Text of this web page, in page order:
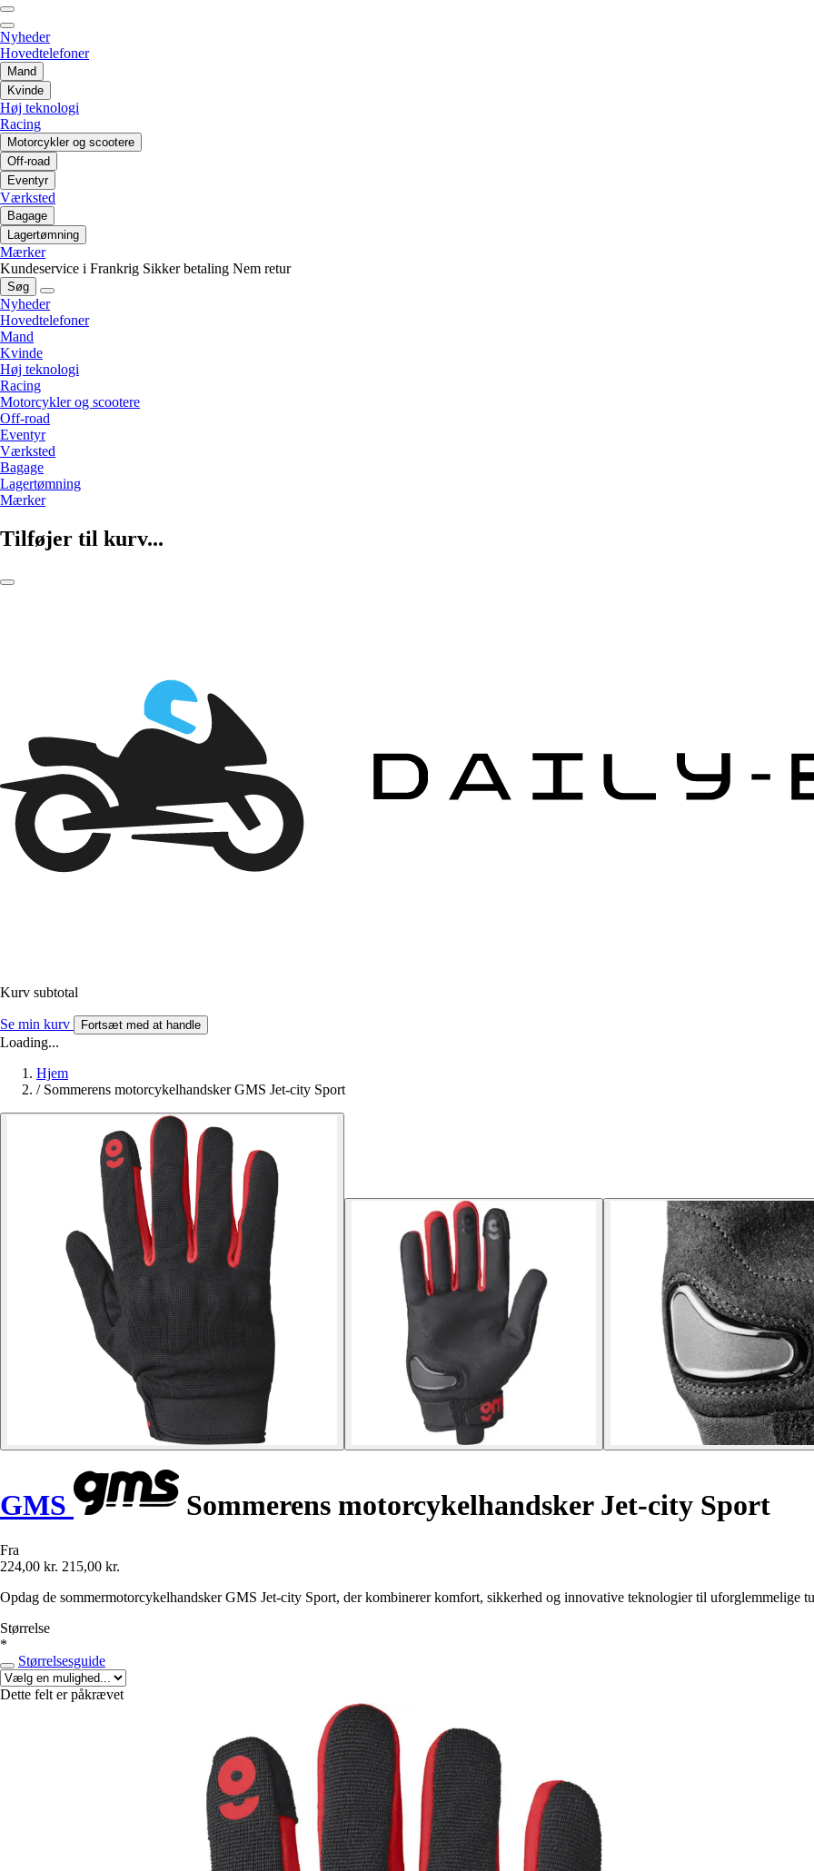
Nyheder
Hovedtelefoner
Mand
Kvinde
Høj teknologi
Racing
Motorcykler og scootere
Off-road
Eventyr
Værksted
Bagage
Lagertømning
Mærker
Kundeservice i Frankrig Sikker betaling Nem retur
Søg
Nyheder
Hovedtelefoner
Mand
Kvinde
Høj teknologi
Racing
Motorcykler og scootere
Off-road
Eventyr
Værksted
Bagage
Lagertømning
Mærker
Tilføjer til kurv...
Kurv subtotal
Se min kurv Fortsæt med at handle
Loading...
Hjem
/ Sommerens motorcykelhandsker GMS Jet-city Sport
GMS Sommerens motorcykelhandsker Jet-city Sport
Fra
224,00 kr. 215,00 kr.
Opdag de sommermotorcykelhandsker GMS Jet-city Sport, der kombinerer komfort, sikkerhed og innovative teknologier til uforglemmelige
Størrelse
*
Størrelsesguide
Dette felt er påkrævet